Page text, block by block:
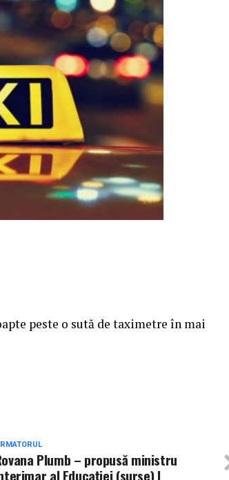
peste o sută de taximetre în mai
Plumb – propusă ministru
al Educaţiei (surse) |